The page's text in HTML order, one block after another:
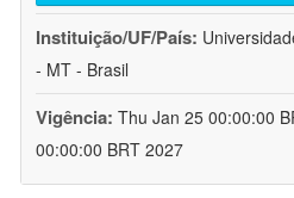
Instituição/UF/País:
- MT - Brasil
Vigência: Thu Jan 25 00:00:00
00:00:00 BRT 2027